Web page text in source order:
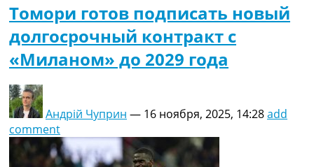
Томори готов подписать новый
долгосрочный контракт с
«Миланом» до 2029 года
Андрій Чуприн — 16 ноября, 2025, 14:28add
comment